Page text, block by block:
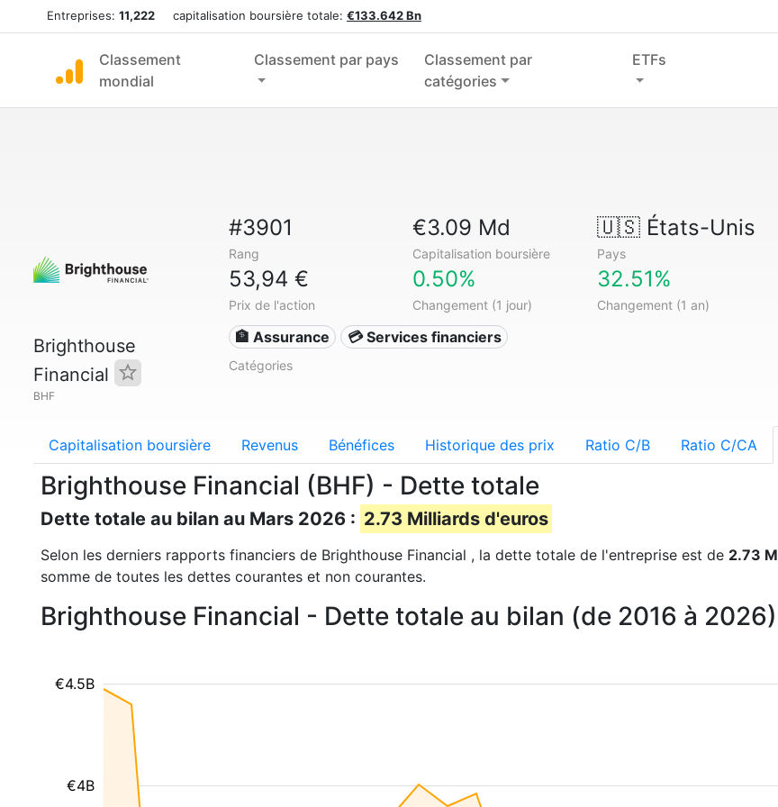
Entreprises: 11,222 capitalisation boursière totale: €133.642 Bn
Classement
mondial
Classement par pays
Classement par
catégories
ETFs
Brighthouse
Financial
BHF
#3901
Rang
€3.09 Md
Capitalisation boursière
🇺🇸États-Unis
Pays
53,94 €
Prix de l'action
0.50%
Changement (1 jour)
32.51%
Changement (1 an)
🏦 Assurance 💳 Services financiers
Catégories
Capitalisation boursière Revenus Bénéfices Historique des prix Ratio C/B Ratio C/CA
Brighthouse Financial (BHF) - Dette totale
Dette totale au bilan au Mars 2026 : 2.73 Milliards d'euros
Selon les derniers rapports financiers de Brighthouse Financial , la dette totale de l'entreprise est de 2.73
somme de toutes les dettes courantes et non courantes.
Brighthouse Financial - Dette totale au bilan (de 2016 à 2026)
€4B
€4.5B